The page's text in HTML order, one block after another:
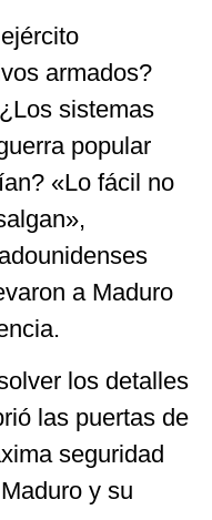
armados?
sistemas
popular
«Lo fácil no
a Maduro
los detalles
las puertas de
seguridad
y su